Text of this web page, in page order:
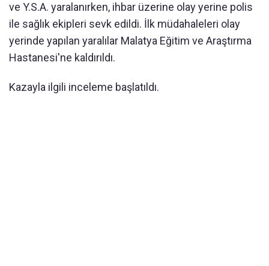
ve Y.S.A. yaralanırken, ihbar üzerine olay yerine polis
ile sağlık ekipleri sevk edildi. İlk müdahaleleri olay
yerinde yapılan yaralılar Malatya Eğitim ve Araştırma
Hastanesi'ne kaldırıldı.
Kazayla ilgili inceleme başlatıldı.